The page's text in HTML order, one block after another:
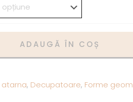
ADAUGĂ ÎN COȘ
, Decupatoare, Forme